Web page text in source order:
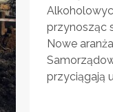
przynosząc
Nowe
przyciągają